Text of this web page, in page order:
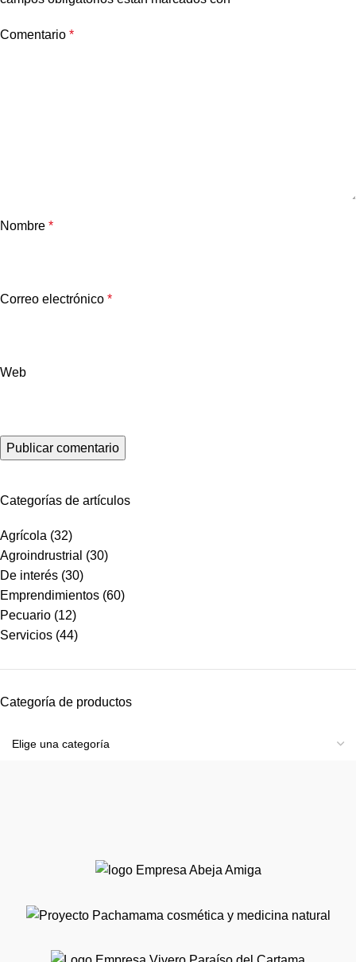
Comentario *
Nombre *
Correo electrónico *
Web
Categorías de artículos
Agrícola (32)
Agroindrustrial (30)
De interés (30)
Emprendimientos (60)
Pecuario (12)
Servicios (44)
Categoría de productos